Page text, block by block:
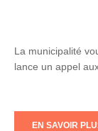
La municipalité
lance un appel
EN SAVOIR